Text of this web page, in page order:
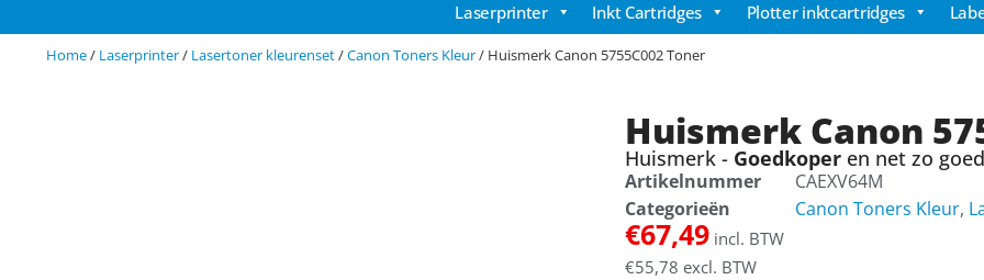
Laserprinter Inkt Cartridges Plotter inktcartridges
Home/ Laserprinter/ Lasertoner kleurenset/Canon Toners Kleur/ Huismerk Canon 5755C002 Toner
Huismerk Canon
Huismerk - Goedkoperen net zo
Artikelnummer
CAEXV64M
Categorieën
Canon Toners Kleur,
€67,49incl. BTW
€55,78 excl. BTW